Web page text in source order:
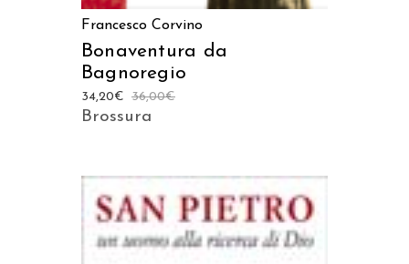
Francesco Corvino
Bonaventura da
Bagnoregio
36,00€
34,20€
Brossura